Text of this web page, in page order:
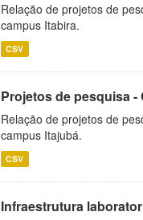
Relação de projetos de
campus Itabira.
CSV
Projetos de pesquisa -
Relação de projetos de
campus Itajubá.
CSV
Infraestrutura